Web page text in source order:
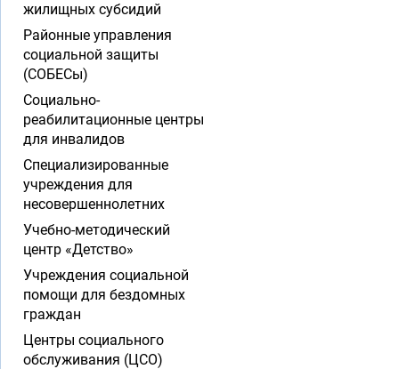
жилищных субсидий
Районные управления
социальной защиты
(СОБЕСы)
Социально-
реабилитационные центры
для инвалидов
Специализированные
учреждения для
несовершеннолетних
Учебно-методический
центр «Детство»
Учреждения социальной
помощи для бездомных
граждан
Центры социального
обслуживания (ЦСО)